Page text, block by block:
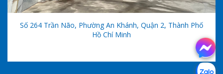
Số 264 Trần Não, Phường An Khánh, Quận 2, Thành Phố
Hồ Chí Minh